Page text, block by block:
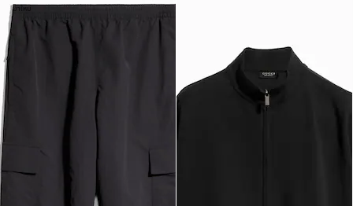
มาใหม่